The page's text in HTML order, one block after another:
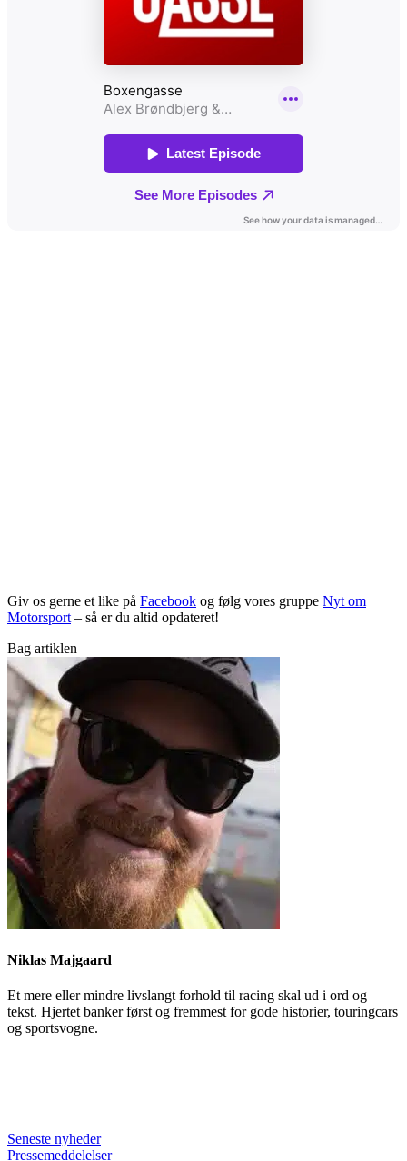
Giv os gerne et like på Facebook og følg vores gruppe Nyt om
Motorsport – så er du altid opdateret!
Bag artiklen
Niklas Majgaard
Et mere eller mindre livslangt forhold til racing skal ud i ord og
tekst. Hjertet banker først og fremmest for gode historier, touringcars
og sportsvogne.
Seneste nyheder
Pressemeddelelser